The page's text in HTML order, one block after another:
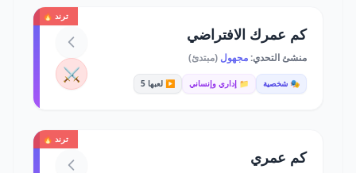
ترند 🔥
كم عمرك الافتراضي
منشئ التحدي:مجهول (مبتدئ)
🎭 شخصية 📁 إداري وإنساني ▶️ لعبها 5 ⚔️
ترند 🔥
كم عمري